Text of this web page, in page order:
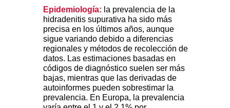
Epidemiología: la prevalencia de la
hidradenitis supurativa ha sido más
precisa en los últimos años, aunque
sigue variando debido a diferencias
regionales y métodos de recolección de
datos. Las estimaciones basadas en
códigos de diagnóstico suelen ser más
bajas, mientras que las derivadas de
autoinformes pueden sobrestimar la
prevalencia. En Europa, la prevalencia